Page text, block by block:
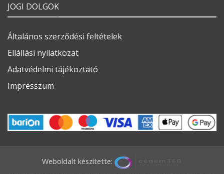
JOGI DOLGOK
Általános szerződési feltételek
Ellállási nyilatkozat
Adatvédelmi tájékoztató
Impresszum
Weboldalt készítette: